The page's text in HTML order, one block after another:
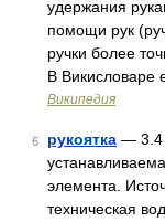
удержания
помощи рук
ручки более
В Викисловаре
Википедия
6 рукоятка — 3.4
элемента.
техническая